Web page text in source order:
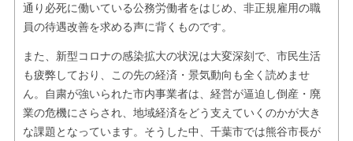
通り必死に働いている公務労働者をはじめ、非正規雇用の職
員の待遇改善を求める声に背くものです。
また、新型コロナの感染拡大の状況は大変深刻で、市民生活
も疲弊しており、この先の経済・景気動向も全く読めませ
ん。自粛が強いられた市内事業者は、経営が逼迫し倒産・廃
業の危機にさらされ、地域経済をどう支えていくのかが大き
な課題となっています。そうした中、千葉市では熊谷市長が